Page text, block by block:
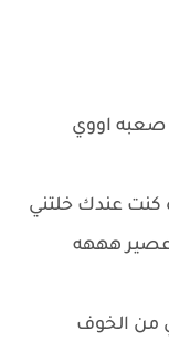
صعبه اووي
كنت عندك خلتني
هههه
من الخوف